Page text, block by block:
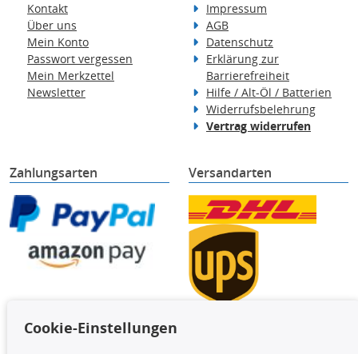
Kontakt
Über uns
Mein Konto
Passwort vergessen
Mein Merkzettel
Newsletter
Impressum
AGB
Datenschutz
Erklärung zur
Barrierefreiheit
Hilfe / Alt-Öl / Batterien
Widerrufsbelehrung
Vertrag widerrufen
Zahlungsarten Versandarten
Cookie-Einstellungen